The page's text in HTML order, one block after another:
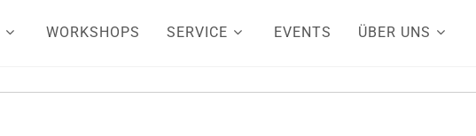
WORKSHOPS SERVICE EVENTS ÜBER UNS